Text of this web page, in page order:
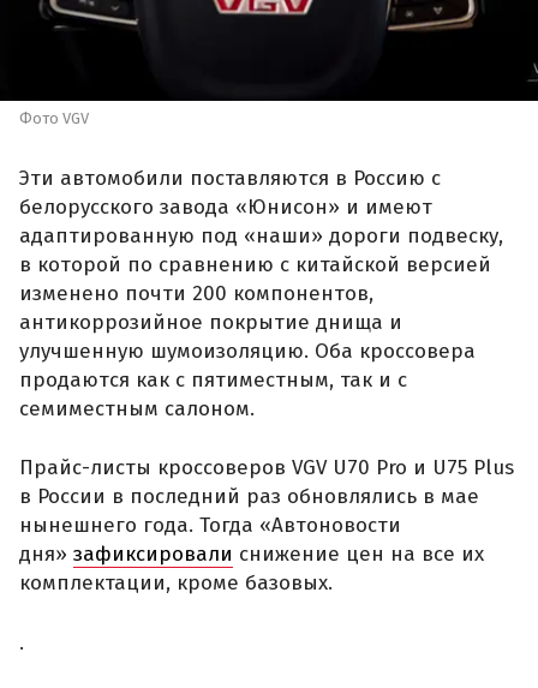
Фото VGV
Эти автомобили поставляются в Россию с
белорусского завода «Юнисон» и имеют
адаптированную под «наши» дороги подвеску,
в которой по сравнению с китайской версией
изменено почти 200 компонентов,
антикоррозийное покрытие днища и
улучшенную шумоизоляцию. Оба кроссовера
продаются как с пятиместным, так и с
семиместным салоном.
Прайс-листы кроссоверов VGV U70 Pro и U75 Plus
в России в последний раз обновлялись в мае
нынешнего года. Тогда «Автоновости
дня» зафиксировали снижение цен на все их
комплектации, кроме базовых.
.